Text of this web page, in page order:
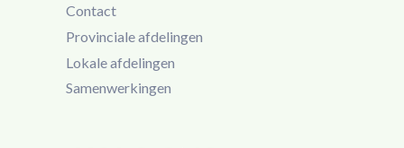
Contact
Provinciale afdelingen
Lokale afdelingen
Samenwerkingen